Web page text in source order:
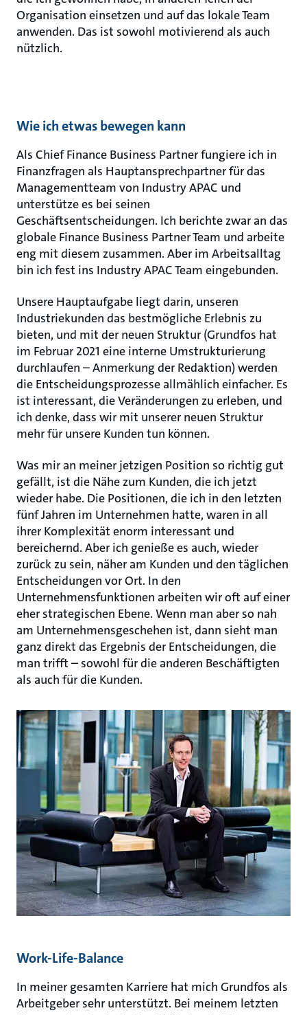
Organisation einsetzen und auf das lokale Team
anwenden. Das ist sowohl motivierend als auch
nützlich.
Wie ich etwas bewegen kann
Als Chief Finance Business Partner fungiere ich in
Finanzfragen als Hauptansprechpartner für das
Managementteam von Industry APAC und
unterstütze es bei seinen
Geschäftsentscheidungen. Ich berichte zwar an das
globale Finance Business Partner Team und arbeite
eng mit diesem zusammen. Aber im Arbeitsalltag
bin ich fest ins Industry APAC Team eingebunden.
Unsere Hauptaufgabe liegt darin, unseren
Industriekunden das bestmögliche Erlebnis zu
bieten, und mit der neuen Struktur (Grundfos hat
im Februar 2021 eine interne Umstrukturierung
durchlaufen – Anmerkung der Redaktion) werden
die Entscheidungsprozesse allmählich einfacher. Es
ist interessant, die Veränderungen zu erleben, und
ich denke, dass wir mit unserer neuen Struktur
mehr für unsere Kunden tun können.
Was mir an meiner jetzigen Position so richtig gut
gefällt, ist die Nähe zum Kunden, die ich jetzt
wieder habe. Die Positionen, die ich in den letzten
fünf Jahren im Unternehmen hatte, waren in all
ihrer Komplexität enorm interessant und
bereichernd. Aber ich genieße es auch, wieder
zurück zu sein, näher am Kunden und den täglichen
Entscheidungen vor Ort. In den
Unternehmensfunktionen arbeiten wir oft auf einer
eher strategischen Ebene. Wenn man aber so nah
am Unternehmensgeschehen ist, dann sieht man
ganz direkt das Ergebnis der Entscheidungen, die
man trifft – sowohl für die anderen Beschäftigten
als auch für die Kunden.
Work-Life-Balance
In meiner gesamten Karriere hat mich Grundfos als
Arbeitgeber sehr unterstützt. Bei meinem letzten